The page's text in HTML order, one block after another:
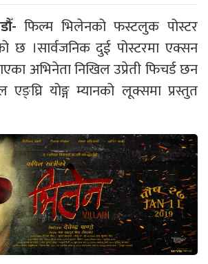
फिल्म भिलेनको फस्टलुक पोस्टर
छ ।सार्वजनिक दुई पोस्टरमा एक्सन
अभिनेता निखिल उप्रेती फिचर्ड छन
एङ्घ्रि योङ्ग म्यानको लूक्समा प्रस्तुत